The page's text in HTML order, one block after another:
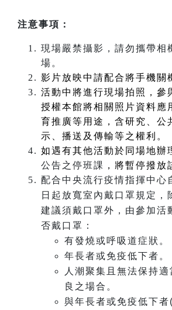
注意事項：
現場嚴禁攝影，請勿攜帶相
場。
影片放映中請配合將手機關
活動中將進行現場拍照，參
授權本館將相關照片資料應
育推廣等用途，含研究、公
示、播送及傳輸等之權利。
如遇有其他活動於同場地辦
公告之停班課 ，將暫停撥放
配合中央流行疫情指揮中心
日起放寬室內戴口罩規定，
建議須戴口罩外，由參加活
否戴口罩：
有發燒或呼吸道症狀。
年長者或免疫低下者。
人潮聚集且無法保持
良之場合。
與年長者或免疫低下